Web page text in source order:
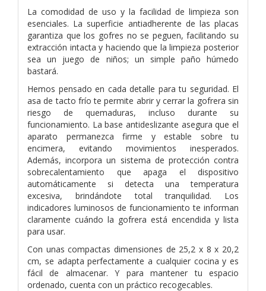
La comodidad de uso y la facilidad de limpieza son
esenciales. La superficie antiadherente de las placas
garantiza que los gofres no se peguen, facilitando su
extracción intacta y haciendo que la limpieza posterior
sea un juego de niños; un simple paño húmedo
bastará.
Hemos pensado en cada detalle para tu seguridad. El
asa de tacto frío te permite abrir y cerrar la gofrera sin
riesgo de quemaduras, incluso durante su
funcionamiento. La base antideslizante asegura que el
aparato permanezca firme y estable sobre tu
encimera, evitando movimientos inesperados.
Además, incorpora un sistema de protección contra
sobrecalentamiento que apaga el dispositivo
automáticamente si detecta una temperatura
excesiva, brindándote total tranquilidad. Los
indicadores luminosos de funcionamiento te informan
claramente cuándo la gofrera está encendida y lista
para usar.
Con unas compactas dimensiones de 25,2 x 8 x 20,2
cm, se adapta perfectamente a cualquier cocina y es
fácil de almacenar. Y para mantener tu espacio
ordenado, cuenta con un práctico recogecables.